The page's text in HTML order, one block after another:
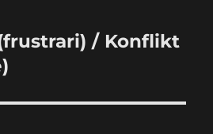
/ Konflikt